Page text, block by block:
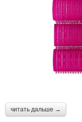
читать дальше →